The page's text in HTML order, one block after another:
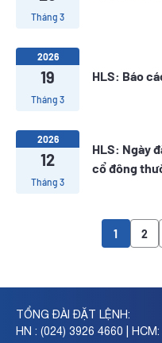
Tháng 3
2026
19
Tháng 3
HLS: Báo
2026
12
Tháng 3
HLS: Ngày
cổ đông
1 2
TỔNG ĐÀI ĐẶT LỆNH:
HN : (024) 3926 4660 |